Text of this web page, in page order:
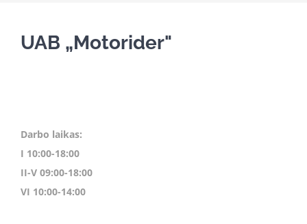
UAB „Motorider"
Darbo laikas:
I 10:00-18:00
II-V 09:00-18:00
VI 10:00-14:00